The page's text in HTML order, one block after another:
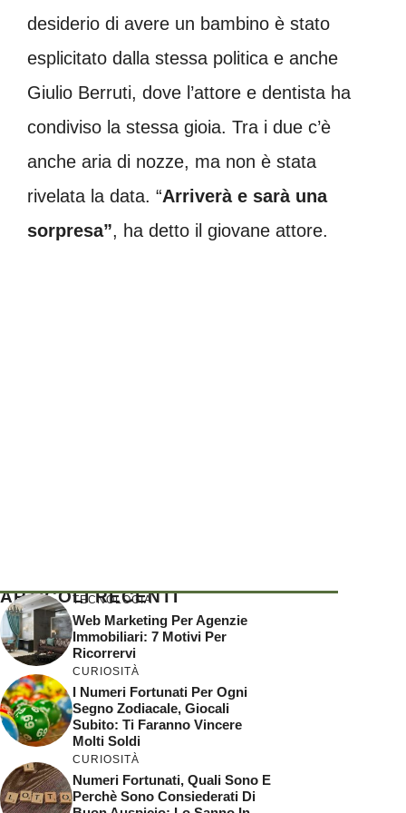
desiderio di avere un bambino è stato
esplicitato dalla stessa politica e anche
Giulio Berruti, dove l’attore e dentista ha
condiviso la stessa gioia. Tra i due c’è
anche aria di nozze, ma non è stata
rivelata la data. “Arriverà e sarà una
sorpresa”, ha detto il giovane attore.
ARTICOLI RECENTI
TECNOLOGIA
Web Marketing Per Agenzie
Immobiliari: 7 Motivi Per
Ricorrervi
CURIOSITÀ
I Numeri Fortunati Per Ogni
Segno Zodiacale, Giocali
Subito: Ti Faranno Vincere
Molti Soldi
CURIOSITÀ
Numeri Fortunati, Quali Sono E
Perchè Sono Consiederati Di